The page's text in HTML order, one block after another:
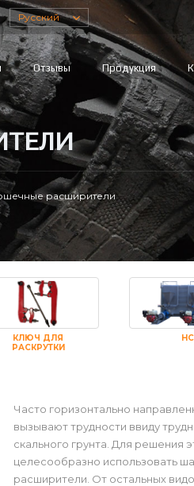
Русский
Отзывы Продукция
расширители
КЛЮЧ ДЛЯ
РАСКРУТКИ
Часто горизонтально
вызывают трудности ввиду
скального грунта. Для решения
целесообразно использовать
расширители. От остальных